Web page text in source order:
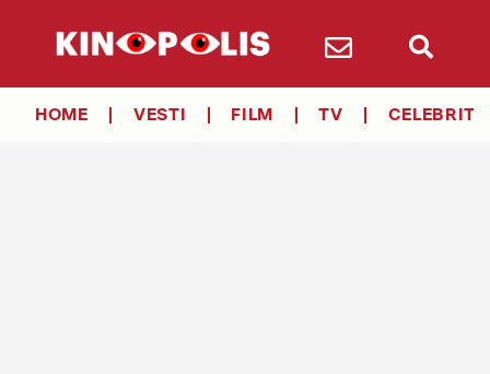
HOME VESTI FILM TV CELEBRITY